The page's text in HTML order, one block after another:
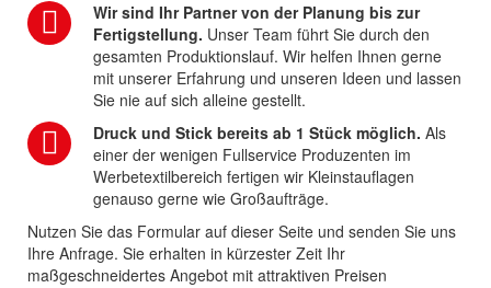
Wir sind Ihr Partner von der Planung bis zur
Fertigstellung. Unser Team führt Sie durch den
gesamten Produktionslauf. Wir helfen Ihnen gerne
mit unserer Erfahrung und unseren Ideen und lassen
Sie nie auf sich alleine gestellt.
Druck und Stick bereits ab 1 Stück möglich. Als
einer der wenigen Fullservice Produzenten im
Werbetextilbereich fertigen wir Kleinstauflagen
genauso gerne wie Großaufträge.
Nutzen Sie das Formular auf dieser Seite und senden Sie uns
Ihre Anfrage. Sie erhalten in kürzester Zeit Ihr
maßgeschneidertes Angebot mit attraktiven Preisen